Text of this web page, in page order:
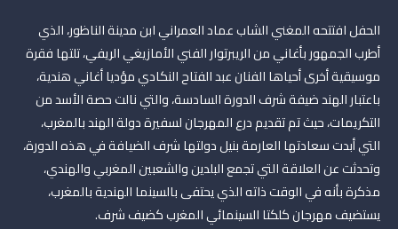
الحفل افتتحه المغني الشاب عماد العمراني ابن مدينة الناظور، الذي
أطرب الجمهور بأغاني من الريبرتوار الفني الأمازيغي الريفي، تلتها فقرة
موسيقية أخرى أحياها الفنان عبد الفتاح النكادي مؤديا أغاني هندية،
باعتبار الهند ضيفة شرف الدورة السادسة، والتي نالت حصة الأسد من
التكريمات، حيث تم تقديم درع المهرجان لسفيرة دولة الهند بالمغرب،
التي أبدت سعادتها العارمة بنيل دولتها شرف الضيافة في هذه الدورة،
وتحدثت عن العلاقة التي تجمع البلدين والشعبين المغربي والهندي،
مذكرة بأنه في الوقت ذاته الذي يحتفى بالسينما الهندية بالمغرب،
يستضيف مهرجان كلكتا السينمائي المغرب كضيف شرف.